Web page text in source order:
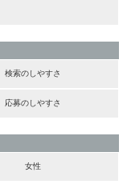
検索のしやすさ
応募のしやすさ
女性